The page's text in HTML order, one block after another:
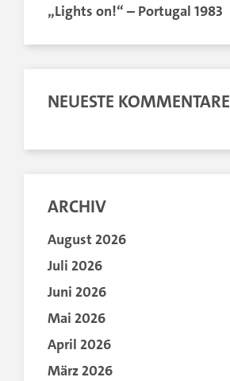
„Lights on!“ – Portugal 1983
NEUESTE KOMMENTARE
ARCHIV
August 2026
Juli 2026
Juni 2026
Mai 2026
April 2026
März 2026